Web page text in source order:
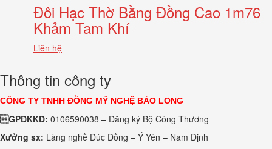
Đôi Hạc Thờ Bằng Đồng Cao 1m76
Khảm Tam Khí
Liên hệ
Thông tin công ty
CÔNG TY TNHH ĐỒNG MỸ NGHỆ BẢO LONG
GPĐKKD: 0106590038 – Đăng ký Bộ Công Thương
Xưởng sx: Làng nghề Đúc Đồng – Ý Yên – Nam Định